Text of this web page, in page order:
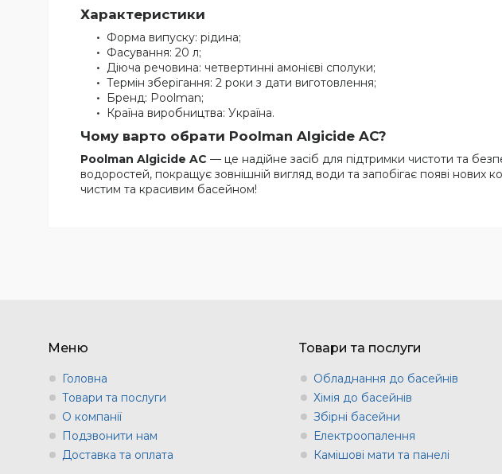
Характеристики
Форма випуску: рідина;
Фасування: 20 л;
Діюча речовина: четвертинні амонієві сполуки;
Термін зберігання: 2 роки з дати виготовлення;
Бренд: Poolman;
Країна виробництва: Україна.
Чому варто обрати Poolman Algicide AC?
Poolman Algicide AC — це надійне засіб для підтримки чистоти та
водоростей, покращує зовнішній вигляд води та запобігає появі нових
чистим та красивим басейном!
Меню
Головна
Товари та послуги
О компанії
Подзвонити нам
Доставка та оплата
Товари та послуги
Обладнання до басейнів
Хімія до басейнів
Збірні басейни
Електроопалення
Камішові мати та панелі